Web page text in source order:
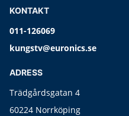
KONTAKT
011-126069
kungstv@euronics.se
ADRESS
Trädgårdsgatan 4
60224 Norrköping